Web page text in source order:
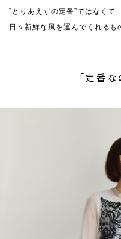
”とりあえずの定番”ではなくて
日々新鮮な風を運んでくれるも
「定番